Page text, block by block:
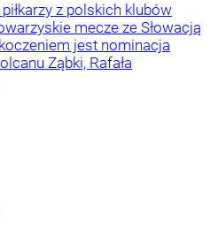
z polskich klubów
mecze ze Słowacją
jest nominacja
Ząbki, Rafała